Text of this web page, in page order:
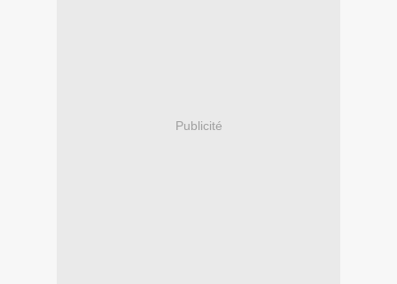
Publicité